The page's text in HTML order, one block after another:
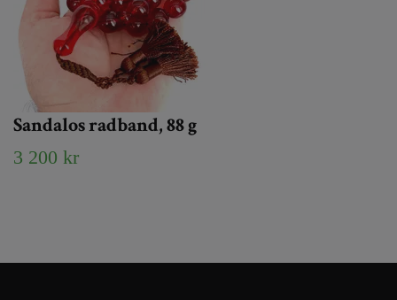
Sandalos radband, 88 g
3 200 kr